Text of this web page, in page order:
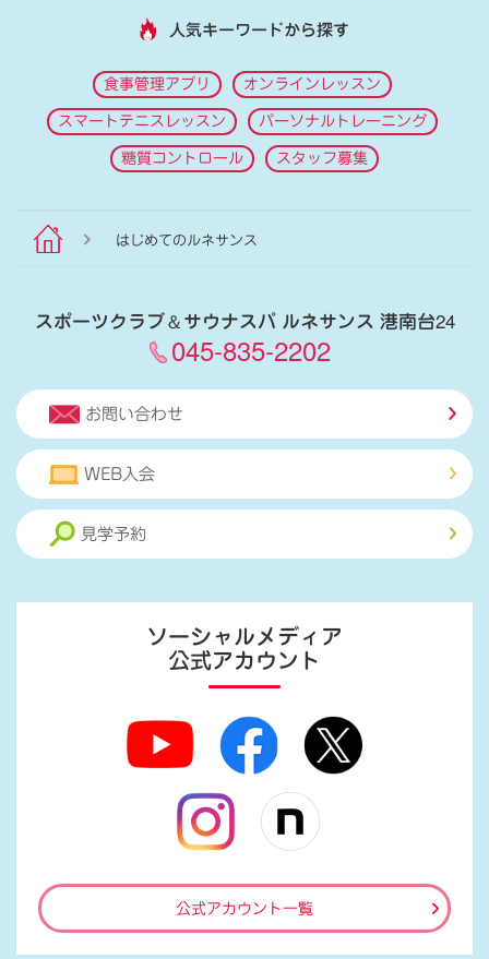
人気キーワードから探す
食事管理アプリ オンラインレッスン
スマートテニスレッスン パーソナルトレーニング
糖質コントロール スタッフ募集
はじめてのルネサンス
スポーツクラブ＆サウナスパ ルネサンス 港南台24
045-835-2202
お問い合わせ
WEB入会
見学予約
ソーシャルメディア
公式アカウント
公式アカウント一覧